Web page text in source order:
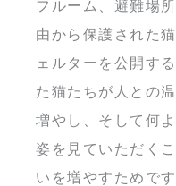
フルーム、避難場所
由から保護された
ェルターを公開す
た猫たちが人との
増やし、そして何
姿を見ていただく
いを増やすためです